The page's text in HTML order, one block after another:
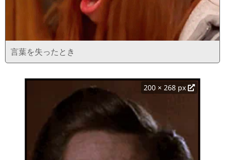
言葉を失ったとき
200 × 268 px